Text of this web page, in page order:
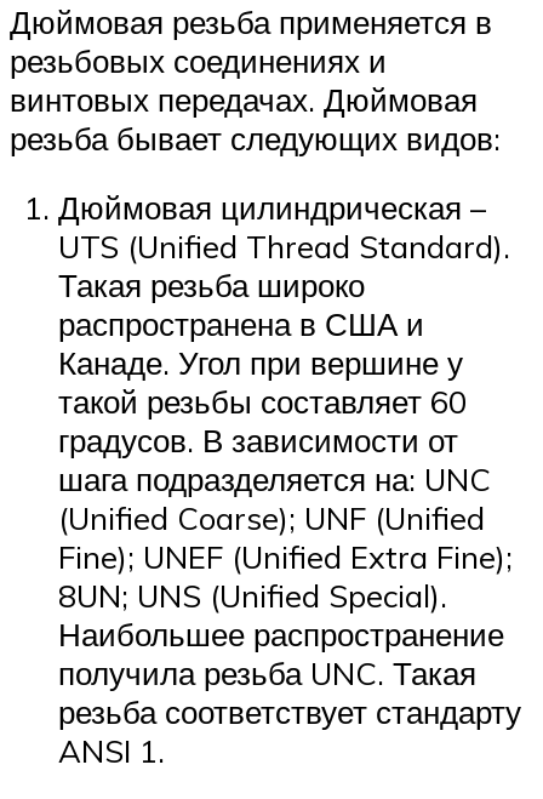
Дюймовая резьба применяется в
резьбовых соединениях и
винтовых передачах. Дюймовая
резьба бывает следующих видов:
Дюймовая цилиндрическая –
UTS (Unified Thread Standard).
Такая резьба широко
распространена в США и
Канаде. Угол при вершине у
такой резьбы составляет 60
градусов. В зависимости от
шага подразделяется на: UNC
(Unified Coarse); UNF (Unified
Fine); UNEF (Unified Extra Fine);
8UN; UNS (Unified Special).
Наибольшее распространение
получила резьба UNC. Такая
резьба соответствует стандарту
ANSI 1.